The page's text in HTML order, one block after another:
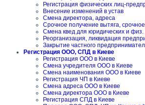
Регистрация физических лиц-
Внесение изменений в устав
Смена директора, адреса
Срочное получение вытяга,
Смена квед для юридических и физ.
Реорганизация, ликвидация
Закрытие частного
Регистрация ООО, СПД в Киеве
Регистрация ООО в Киеве
Смена учредителя ООО в Киеве
Смена наименования ООО в Киеве
Регистрация ЧП в Киеве
Смена адреса ООО в Киеве
Смена директора ООО в Киеве
Регистрация СПД в Киеве